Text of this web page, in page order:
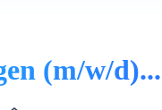
(m/w/d)...